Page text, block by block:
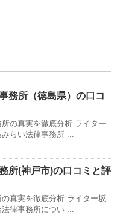
務所（​徳島県）の口コ
の真実を徹底分析 ライター
らい法律事務所 ...
所(神戸市)の口コミと評
真実を徹底分析 ライター坂
律事務所につい ...